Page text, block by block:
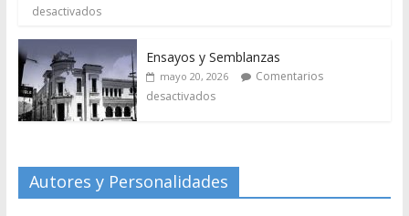
desactivados
Ensayos y Semblanzas
mayo 20, 2026
Comentarios
desactivados
Autores y Personalidades